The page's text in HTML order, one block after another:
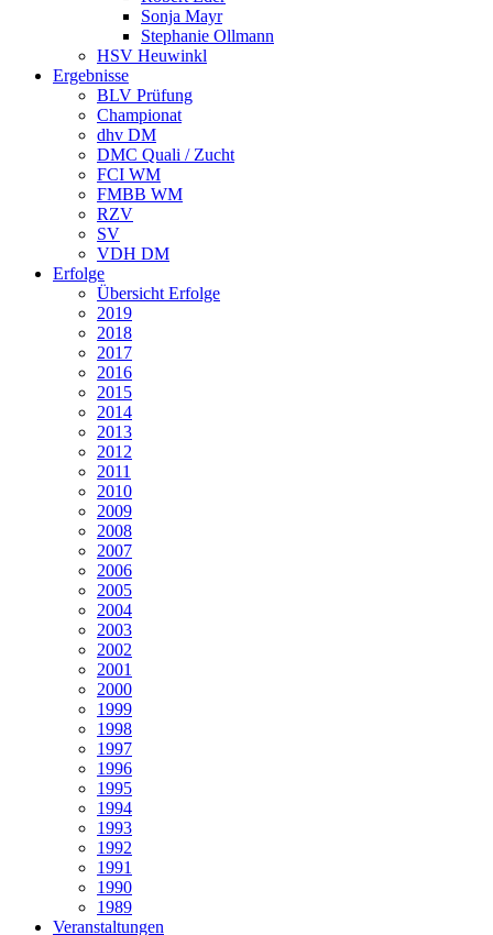
Sonja Mayr
Stephanie Ollmann
HSV Heuwinkl
Ergebnisse
BLV Prüfung
Championat
dhv DM
DMC Quali / Zucht
FCI WM
FMBB WM
RZV
SV
VDH DM
Erfolge
Übersicht Erfolge
2019
2018
2017
2016
2015
2014
2013
2012
2011
2010
2009
2008
2007
2006
2005
2004
2003
2002
2001
2000
1999
1998
1997
1996
1995
1994
1993
1992
1991
1990
1989
Veranstaltungen